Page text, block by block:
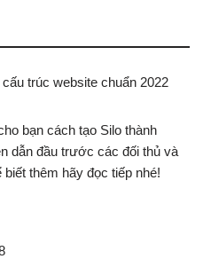
trúc website chuẩn 2022
bạn cách tạo Silo thành
dẫn đầu trước các đối thủ và
thêm hãy đọc tiếp nhé!